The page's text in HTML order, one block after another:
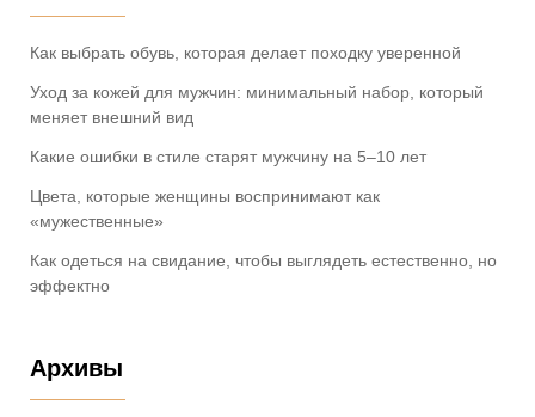
Как выбрать обувь, которая делает походку уверенной
Уход за кожей для мужчин: минимальный набор, который
меняет внешний вид
Какие ошибки в стиле старят мужчину на 5–10 лет
Цвета, которые женщины воспринимают как
«мужественные»
Как одеться на свидание, чтобы выглядеть естественно, но
эффектно
Архивы